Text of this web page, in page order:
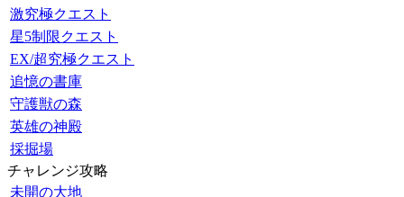
激究極クエスト
星5制限クエスト
EX/超究極クエスト
追憶の書庫
守護獣の森
英雄の神殿
採掘場
チャレンジ攻略
未開の大地